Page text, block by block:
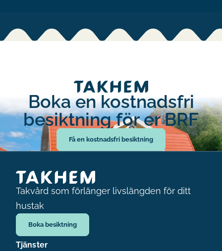
Boka en kostnadsfri
besiktning för er BRF
Få en kostnadsfri besiktning
Takvård som förlänger livslängden för ditt
hustak
Boka besiktning
Tjänster